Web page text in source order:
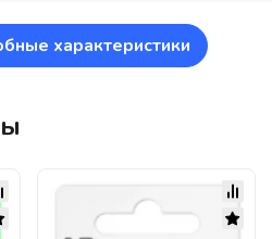
характеристики